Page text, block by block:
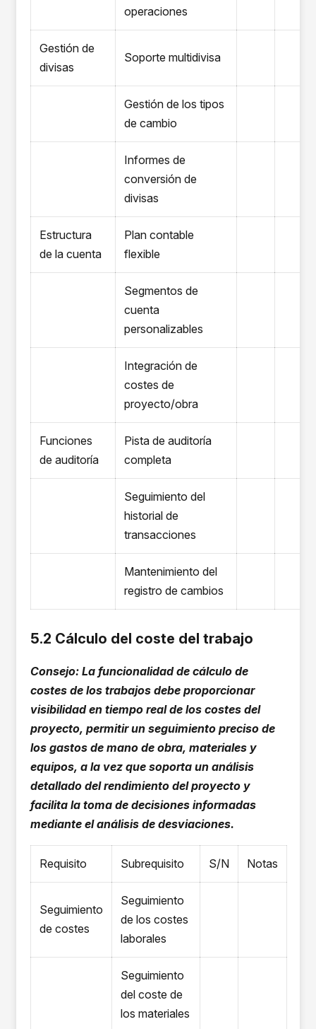
operaciones
Gestión de
divisas
Soporte multidivisa
Gestión de los tipos
de cambio
Informes de
conversión de
divisas
Estructura
de la cuenta
Plan contable
flexible
Segmentos de
cuenta
personalizables
Integración de
costes de
proyecto/obra
Funciones
de auditoría
Pista de auditoría
completa
Seguimiento del
historial de
transacciones
Mantenimiento del
registro de cambios
5.2 Cálculo del coste del trabajo
Consejo: La funcionalidad de cálculo de
costes de los trabajos debe proporcionar
visibilidad en tiempo real de los costes del
proyecto, permitir un seguimiento preciso de
los gastos de mano de obra, materiales y
equipos, a la vez que soporta un análisis
detallado del rendimiento del proyecto y
facilita la toma de decisiones informadas
mediante el análisis de desviaciones.
Requisito Subrequisito S/N Notas
Seguimiento
de costes
Seguimiento
de los costes
laborales
Seguimiento
del coste de
los materiales